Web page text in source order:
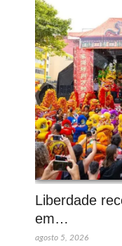
Liberdade
em…
agosto 5, 2026